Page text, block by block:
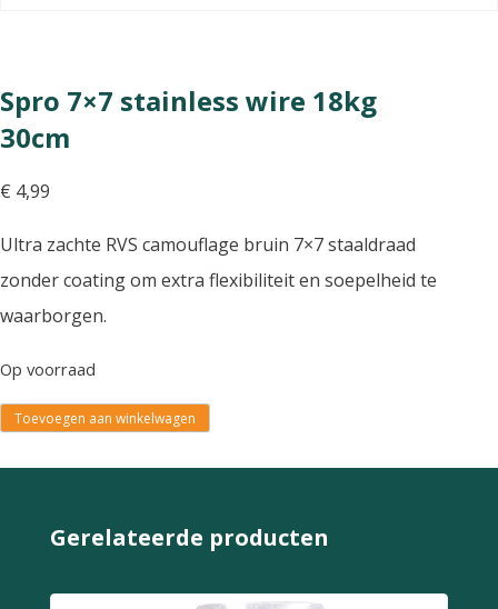
Spro 7×7 stainless wire 18kg
30cm
€ 4,99
Ultra zachte RVS camouflage bruin 7×7 staaldraad
zonder coating om extra flexibiliteit en soepelheid te
waarborgen.
Op voorraad
Toevoegen aan winkelwagen
Gerelateerde producten